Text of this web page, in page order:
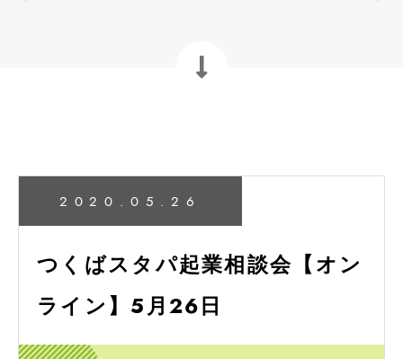
2020.05.26
つくばスタパ起業相談会【オン
ライン】5月26日